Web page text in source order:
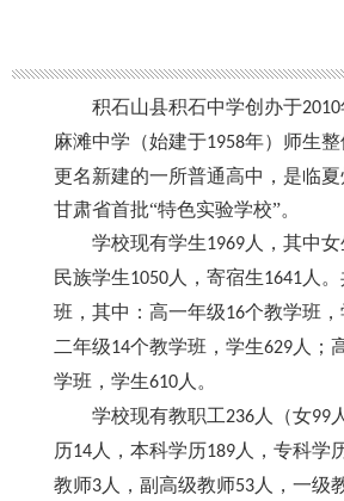
积石山县积石中学创办于2010
麻滩中学（始建于1958年）师生
更名新建的一所普通高中，是临夏
甘肃省首批“特色实验学校”。
学校现有学生1969 人，其中女
民族学生1050 人，寄宿生1641 人
班，其中：高一年级16个教学班，
二年级14个教学班，学生629 人；
学班，学生610 人。
学校现有教职工236 人（女99
历14 人，本科学历189 人，专科学
教师3 人，副高级教师53 人，一级